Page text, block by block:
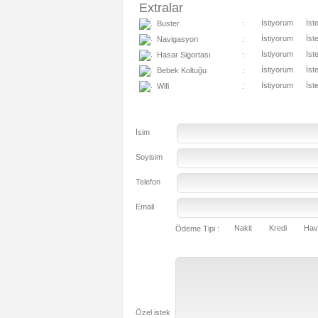
Extralar
Buster : İstiyorum
Navigasyon : İstiyorum
Hasar Sigortası : İstiyorum
Bebek Koltuğu : İstiyorum
Wifi : İstiyorum
İsim
Soyisim
Telefon
Email
Ödeme Tipi : Nakit Kredi
Özel istek